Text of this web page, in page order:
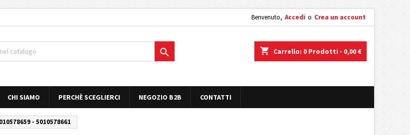
Benvenuto, Accedi o Crea un account
shopping_cart Carrello: 0 Prodotti - 0,00 €

CHI SIAMO PERCHÈ SCEGLIERCI NEGOZIO B2B CONTATTI
- 5010578661